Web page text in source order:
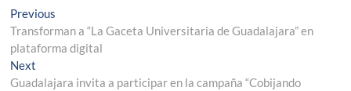
Navegación
de
entradas
Previous
post:
Transforman a “La Gaceta Universitaria de Guadalajara” en
plataforma digital
Next
post:
Guadalajara invita a participar en la campaña “Cobijando